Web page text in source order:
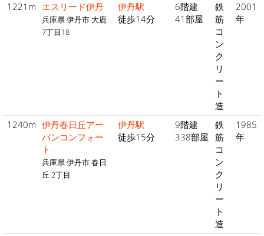
1221m エスリード伊丹
兵庫県 伊丹市 大鹿
7丁目18
伊丹駅
徒歩14分
6階建
41部屋
鉄
筋
コ
ン
ク
リ
ー
ト
造
2001
年
1240m 伊丹春日丘アー
バンコンフォー
ト
兵庫県 伊丹市 春日
丘 2丁目
伊丹駅
徒歩15分
9階建
338部屋
鉄
筋
コ
ン
ク
リ
ー
ト
造
1985
年